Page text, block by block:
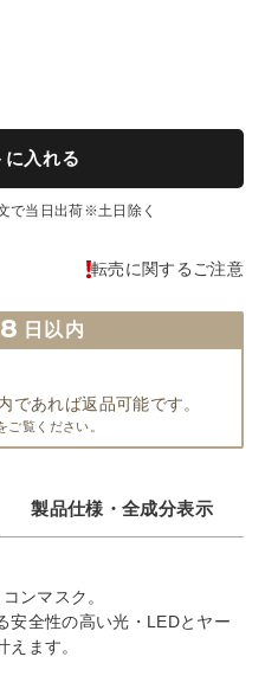
に入れる
で当日出荷※土日除く
転売に関するご注意
8 日以内
であれば返品可能です。
ご覧ください。
製品仕様・全成分表示
ンマスク。
安全性の高い光・LEDとヤー
ます。